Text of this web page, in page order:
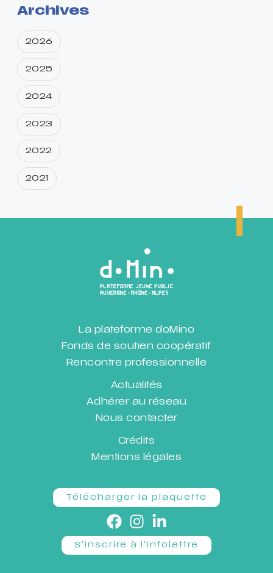
Archives
2026
2025
2024
2023
2022
2021
La plateforme doMino
Fonds de soutien coopératif
Rencontre professionnelle
Actualités
Adhérer au réseau
Nous contacter
Crédits
Mentions légales
Télécharger la plaquette
S'inscrire à l'infolettre